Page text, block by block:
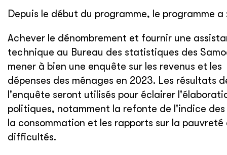
Depuis le début du programme, le programme a
Achever le dénombrement et fournir une
technique au Bureau des statistiques des
mener à bien une enquête sur les revenus et les
dépenses des ménages en 2023. Les résultats
l'enquête seront utilisés pour éclairer
politiques, notamment la refonte de l'indice
la consommation et les rapports sur la pauvreté
difficultés.